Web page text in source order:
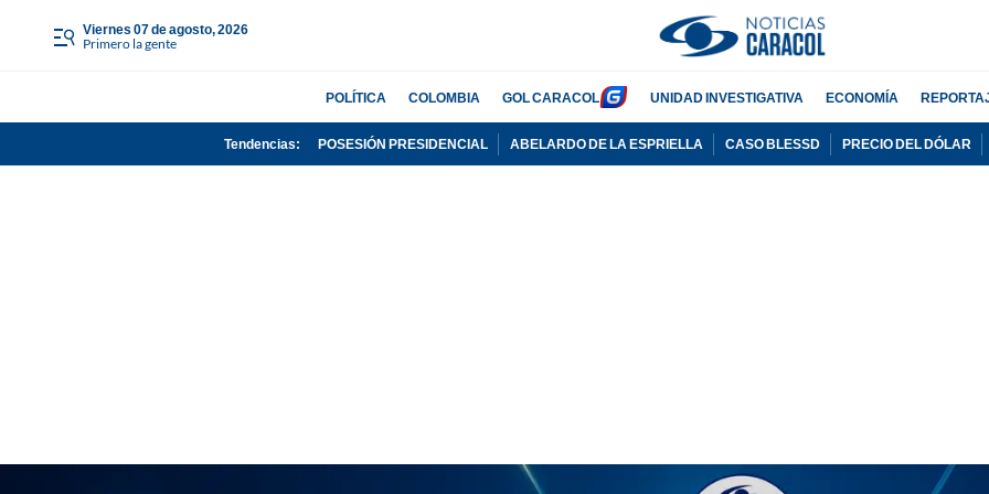
viernes 07 de agosto, 2026
Primero la gente
POLÍTICA COLOMBIA GOL CARACOL UNIDAD INVESTIGATIVA ECONOMÍA
Tendencias: POSESIÓN PRESIDENCIAL ABELARDO DE LA ESPRIELLA CASO BLESSD PRECIO DEL DÓLAR